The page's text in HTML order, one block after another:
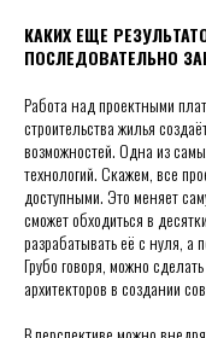
КАКИХ ЕЩЕ
ПОСЛЕДОВАТЕЛЬНО
Работа над проектными
строительства жилья
возможностей. Одна из
технологий. Скажем, все
доступными. Это меняет
сможет обходиться в
разрабатывать её с нуля, а
Грубо говоря, можно
архитекторов в создании